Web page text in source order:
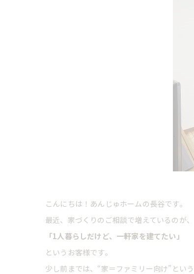
こんにちは！あんじゅホームの長谷です。
最近、家づくりのご相談で増えているのが、
「1人暮らしだけど、一軒家を建てたい」
というお客様です。
少し前までは、“家＝ファミリー向け”とい